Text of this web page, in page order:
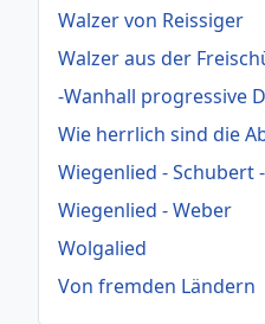
Walzer von Reissiger
Walzer aus der
-Wanhall progressive
Wie herrlich sind die
Wiegenlied - Schubert
Wiegenlied - Weber
Wolgalied
Von fremden Ländern